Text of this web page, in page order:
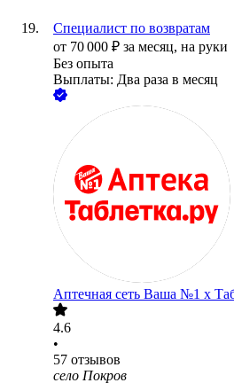
Специалист по возвратам
от 70 000 ₽ за месяц, на руки
Без опыта
Выплаты: Два раза в месяц
Аптечная сеть Ваша №1 х
4.6
•
57 отзывов
село Покров